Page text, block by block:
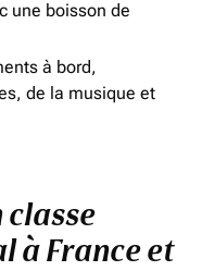
une boisson de
à bord,
de la musique et
classe
à France et